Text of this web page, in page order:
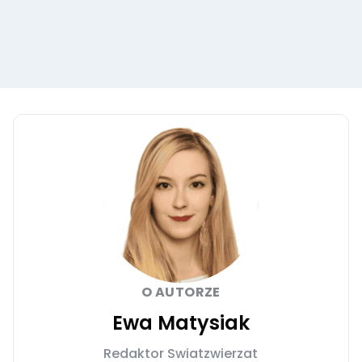
O AUTORZE
Ewa Matysiak
Redaktor Swiatzwierzat